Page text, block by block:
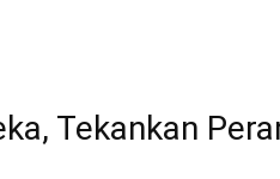
Tekankan